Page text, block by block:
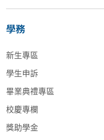
學務
新生專區
學生申訴
畢業典禮專區
校慶專欄
獎助學金